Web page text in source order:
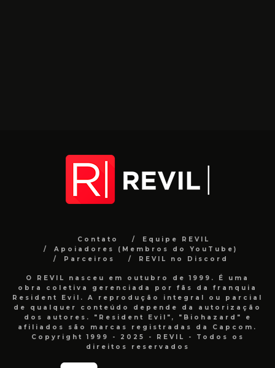
Contato
Equipe REVIL
Apoiadores (Membros do YouTube)
Parceiros
REVIL no Discord
O REVIL nasceu em outubro de 1999. É uma
obra coletiva gerenciada por fãs da franquia
Resident Evil. A reprodução integral ou parcial
de qualquer conteúdo depende da autorização
dos autores. "Resident Evil", "Biohazard" e
afiliados são marcas registradas da Capcom.
Copyright 1999 - 2025 - REVIL - Todos os
direitos reservados